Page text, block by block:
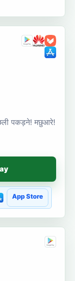
पकड़ने! मछुआरे!
App Store